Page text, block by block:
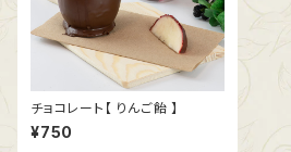
チョコレート【 りんご飴 】
¥750